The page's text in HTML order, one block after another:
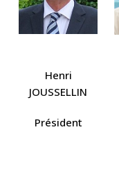
Henri
JOUSSELLIN
Président